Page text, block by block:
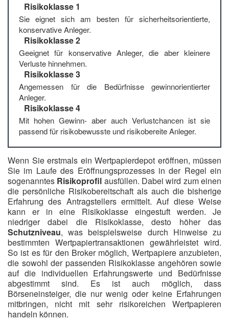
Risikoklasse 1
Sie eignet sich am besten für sicherheitsorientierte,
konservative Anleger.
Risikoklasse 2
Geeignet für konservative Anleger, die aber kleinere
Verluste hinnehmen.
Risikoklasse 3
Angemessen für die Bedürfnisse gewinnorientierter
Anleger.
Risikoklasse 4
Mit hohen Gewinn- aber auch Verlustchancen ist sie
passend für risikobewusste und risikobereite Anleger.
Wenn Sie erstmals ein Wertpapierdepot eröffnen, müssen
Sie im Laufe des Eröffnungsprozesses in der Regel ein
sogenanntes Risikoprofil ausfüllen. Dabei wird zum einen
die persönliche Risikobereitschaft als auch die bisherige
Erfahrung des Antragstellers ermittelt. Auf diese Weise
kann er in eine Risikoklasse eingestuft werden. Je
niedriger dabei die Risikoklasse, desto höher das
Schutzniveau, was beispielsweise durch Hinweise zu
bestimmten Wertpapiertransaktionen gewährleistet wird.
So ist es für den Broker möglich, Wertpapiere anzubieten,
die sowohl der passenden Risikoklasse angehören sowie
auf die individuellen Erfahrungswerte und Bedürfnisse
abgestimmt sind. Es ist auch möglich, dass
Börseneinsteiger, die nur wenig oder keine Erfahrungen
mitbringen, nicht mit sehr risikoreichen Wertpapieren
handeln können.